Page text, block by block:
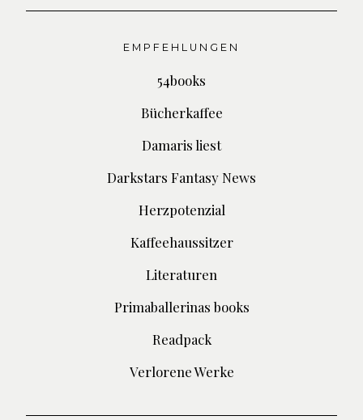
EMPFEHLUNGEN
54books
Bücherkaffee
Damaris liest
Darkstars Fantasy News
Herzpotenzial
Kaffeehaussitzer
Literaturen
Primaballerinas books
Readpack
Verlorene Werke